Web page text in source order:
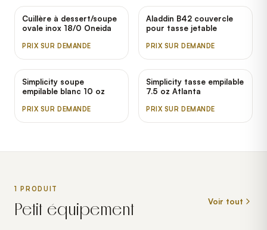
Cuillère à dessert/soupe
ovale inox 18/0 Oneida
PRIX SUR DEMANDE
Aladdin B42 couvercle
pour tasse jetable
PRIX SUR DEMANDE
Simplicity soupe
empilable blanc 10 oz
PRIX SUR DEMANDE
Simplicity tasse empilable
7.5 oz Atlanta
PRIX SUR DEMANDE
1 PRODUIT
Petit équipement Voir tout